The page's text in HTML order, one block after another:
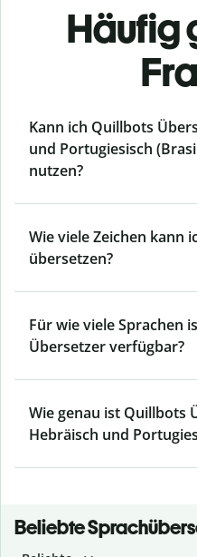
Häufig
Kann ich Quillbots
und Portugiesisch
nutzen?
Wie viele Zeichen kann
übersetzen?
Für wie viele Sprachen
Übersetzer verfügbar?
Wie genau ist Quillbots
Hebräisch und
Beliebte